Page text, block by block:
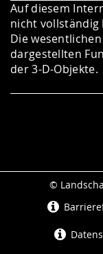
Auf diesem
nicht vollständig
Die
dargestellten
der 3-D-Objekte.
©